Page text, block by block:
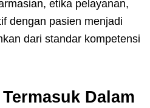
etika pelayanan,
dengan pasien menjadi
dari standar kompetensi
Dalam